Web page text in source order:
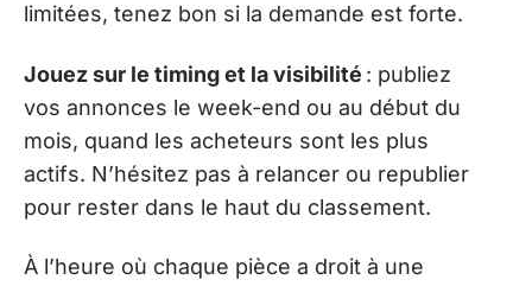
limitées, tenez bon si la demande est forte.
Jouez sur le timing et la visibilité : publiez
vos annonces le week-end ou au début du
mois, quand les acheteurs sont les plus
actifs. N’hésitez pas à relancer ou republier
pour rester dans le haut du classement.
À l’heure où chaque pièce a droit à une